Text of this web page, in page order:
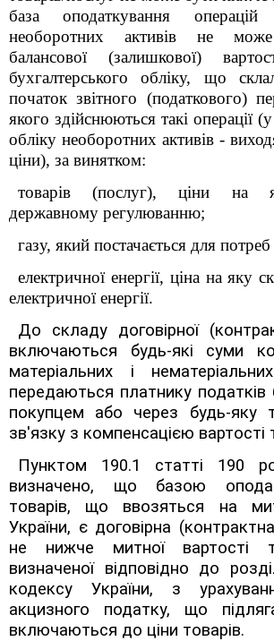
база оподаткування
необоротних активів не
балансової (залишкової)
бухгалтерського обліку, що
початок звітного (податкового)
якого здійснюються такі операції (у
обліку необоротних активів -
ціни), за винятком:
товарів (послуг), ціни на
державному регулюванню;
газу, який постачається для
електричної енергії, ціна на яку
електричної енергії.
До складу договірної
включаються будь-які суми
матеріальних і
передаються платнику податків
покупцем або через будь-яку
зв'язку з компенсацією вартості
Пунктом 190.1 статті 190
визначено, що базою
товарів, що ввозяться на
України, є договірна
не нижче митної вартості
визначеної відповідно до
кодексу України, з
акцизного податку, що
включаються до ціни товарів.